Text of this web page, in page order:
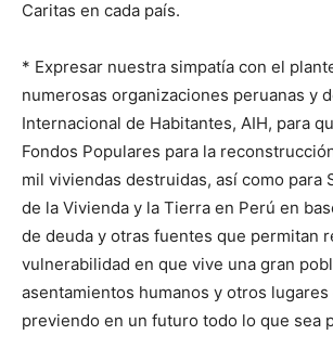
Caritas en cada país.
* Expresar nuestra simpatía con el
numerosas organizaciones peruanas y
Internacional de Habitantes, AIH, para
Fondos Populares para la
mil viviendas destruidas, así como para
de la Vivienda y la Tierra en Perú en
de deuda y otras fuentes que permitan
vulnerabilidad en que vive una gran
asentamientos humanos y otros
previendo en un futuro todo lo que sea